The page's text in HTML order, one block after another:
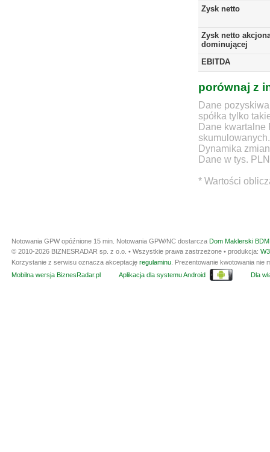
Zysk netto
Zysk netto
dominującej
EBITDA
porównaj z
Dane
spółka tylko
Dane
skumulowanych.
Dynamika
Dane w tys. PLN
* Wartości
Notowania GPW opóźnione 15 min. Notowania GPW/NC dostarcza Dom Maklerski
© 2010-2026 BIZNESRADAR sp. z o.o. • Wszystkie prawa zastrzeżone • produkcja:
Korzystanie z serwisu oznacza akceptację regulaminu . Prezentowanie kwotowania
Mobilna wersja BiznesRadar.pl
Aplikacja dla systemu Android Dla